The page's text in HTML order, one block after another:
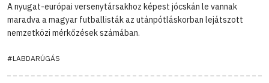
A nyugat-európai versenytársakhoz képest jócskán le vannak
maradva a magyar futballisták az utánpótláskorban lejátszott
nemzetközi mérkőzések számában.
#LABDARÚGÁS